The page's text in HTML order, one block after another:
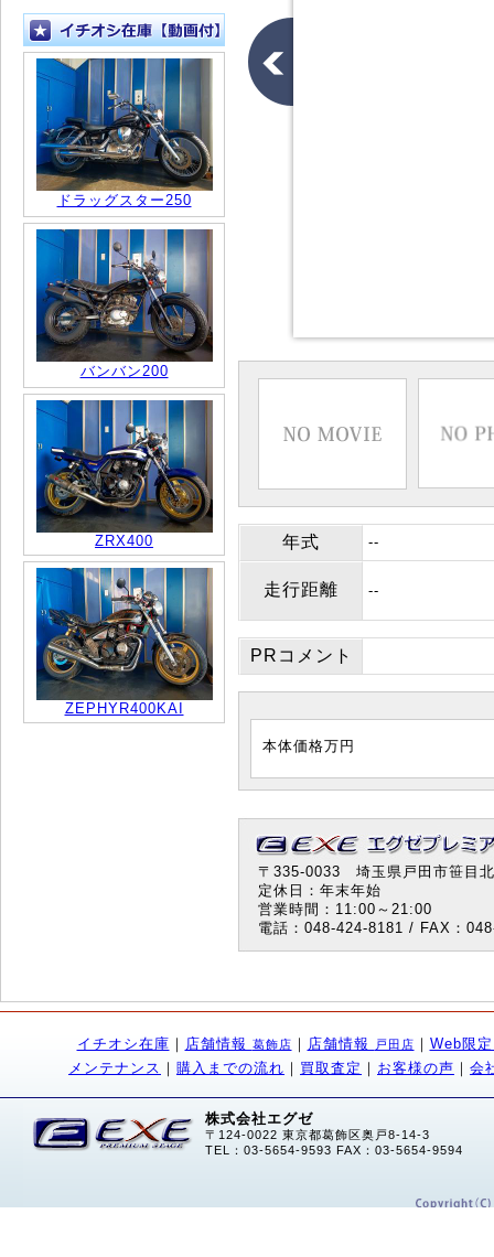
ドラッグスター250
バンバン200
ZRX400
ZEPHYR400KAI
年式 --
走行距離 --
PRコメント
本体価格万円
〒335-0033 埼玉県戸田市笹目
定休日：年末年始
営業時間：11:00～21:00
電話：048-424-8181 / FAX：
イチオシ在庫 ｜ 店舗情報 葛飾店 ｜ 店舗情報 戸田店 ｜ Web限
メンテナンス ｜ 購入までの流れ ｜ 買取査定 ｜ お客様の声 ｜ 会
株式会社エグゼ
〒124-0022 東京都葛飾区奥戸8-14-3
TEL：03-5654-9593 FAX：03-5654-9594